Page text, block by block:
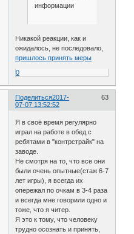
информации
Никакой реакции, как и
ожидалось, не последовало,
пришлось принять меры
0
Поделиться 63
2017-
07-07 13:52:52
Я в своё время регулярно
играл на работе в обед с
ребятами в "контрстрайк" на
заводе.
Не смотря на то, что все они
были очень опытные(стаж 6-7
лет игры), я всегда их
опережал по очкам в 3-4 раза
и всегда мне говорили одно и
тоже, что я читер.
Я это к тому, что человеку
трудно осознать и принять,